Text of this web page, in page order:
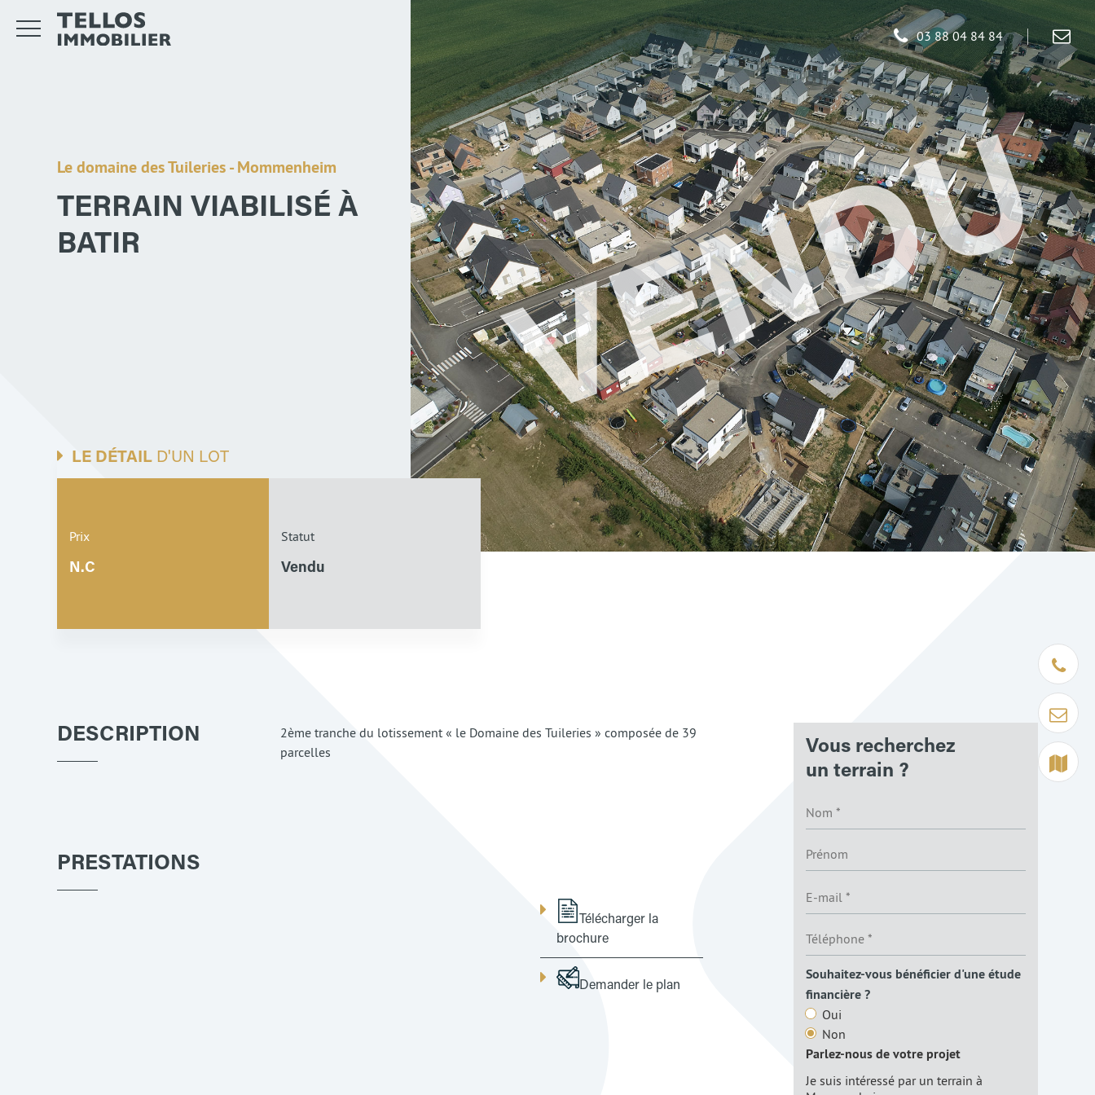
03 88 04 84 84
Être
Contact
Terrain à
Le domaine des Tuileries - Mommenheim
TERRAIN VIABILISÉ À
BATIR
LE DÉTAIL D'UN LOT
Prix
N.C
Statut
Vendu
DESCRIPTION
2ème tranche du lotissement « le Domaine des Tuileries » composée de 39
parcelles
PRESTATIONS
Télécharger la
brochure
Demander le plan
Vous recherchez
un terrain ?
Souhaitez-vous bénéficier d'une étude
financière ?
Oui
Non
Parlez-nous de votre projet